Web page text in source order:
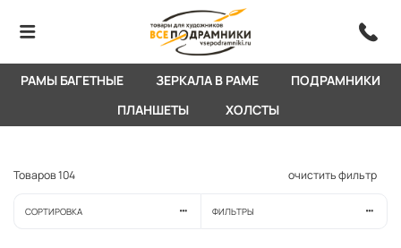
РАМЫ БАГЕТНЫЕ ЗЕРКАЛА В РАМЕ
ПОДРАМНИКИ
ПЛАНШЕТЫ
ХОЛСТЫ
Товаров104 очистить фильтр
СОРТИРОВКА ФИЛЬТРЫ